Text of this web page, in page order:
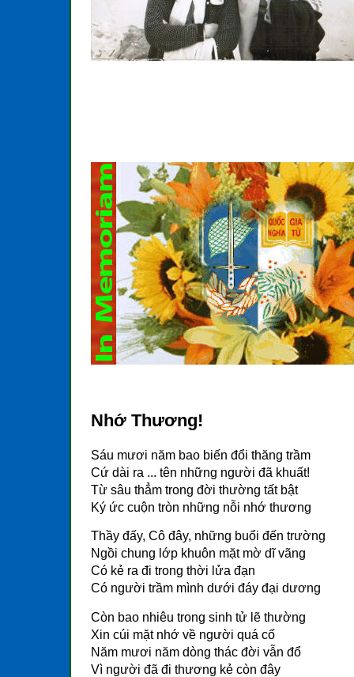
Nhớ Thương!
Sáu mươi năm bao biến đổi thăng trầm
Cứ dài ra ... tên những người đã khuất!
Từ sâu thẳm trong đời thường tất bật
Ký ức cuộn tròn những nỗi nhớ thương
Thầy đấy, Cô đây, những buổi đến trường
Ngồi chung lớp khuôn mặt mờ dĩ vãng
Có kẻ ra đi trong thời lửa đạn
Có người trầm mình dưới đáy đại dương
Còn bao nhiêu trong sinh tử lẽ thường
Xin cúi mặt nhớ về người quá cố
Năm mươi năm dòng thác đời vẫn đổ
Vì người đã đi thương kẻ còn đây